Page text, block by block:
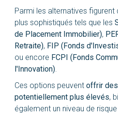
Parmi les alternatives
plus sophistiqués tels que les
de Placement Immobilier),
Retraite), FIP (Fonds
ou encore FCPI (Fonds
l'Innovation).
Ces options peuvent offrir
potentiellement plus élevés,
également un niveau de